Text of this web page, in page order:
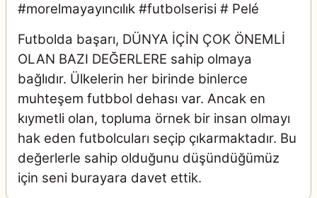
#morelmayayıncılık #futbolserisi # Pelé
Futbolda başarı, DÜNYA İÇİN ÇOK ÖNEMLİ
OLAN BAZI DEĞERLERE sahip olmaya
bağlıdır. Ülkelerin her birinde binlerce
muhteşem futbbol dehası var. Ancak en
kıymetli olan, topluma örnek bir insan olmayı
hak eden futbolcuları seçip çıkarmaktadır. Bu
değerlerle sahip olduğunu düşündüğümüz
için seni burayara davet ettik.